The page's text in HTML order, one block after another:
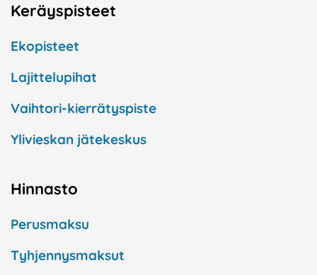
Keräyspisteet
Ekopisteet
Lajittelupihat
Vaihtori-kierrätyspiste
Ylivieskan jätekeskus
Hinnasto
Perusmaksu
Tyhjennysmaksut